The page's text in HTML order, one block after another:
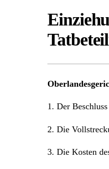
1. Der
2. Die
3. Die Kosten